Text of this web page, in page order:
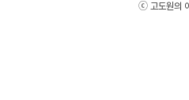
ⓒ 고도원의